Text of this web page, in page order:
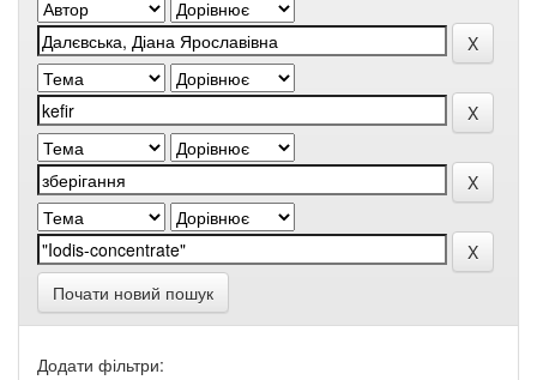
Почати новий пошук
Додати фільтри: